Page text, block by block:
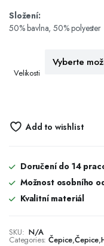
Složení:
50% bavlna, 50% polyester
Velikosti
Add to wishlist
Doručení do 14
Možnost osobního
Kvalitní materiál
SKU: N/A
Categories: Čepice,Čepice,